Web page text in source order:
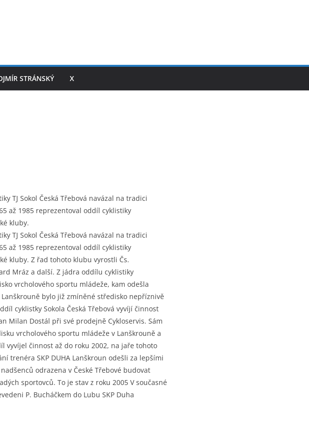
STRÁNSKÝ X
TJ Sokol Česká Třebová navázal na tradici
až 1985 reprezentoval oddíl cyklistiky
kluby.
TJ Sokol Česká Třebová navázal na tradici
až 1985 reprezentoval oddíl cyklistiky
kluby. Z řad tohoto klubu vyrostli Čs.
Mráz a další. Z jádra oddílu cyklistiky
vrcholového sportu mládeže, kam odešla
bylo již zmíněné středisko nepříznivě
cyklistky Sokola Česká Třebová vyvíjí činnost
Milan Dostál při své prodejně Cykloservis. Sám
vrcholového sportu mládeže v Lanškrouně a
vyvíjel činnost až do roku 2002, na jaře tohoto
trenéra SKP DUHA Lanškroun odešli za lepšími
odrazena v České Třebové budovat
sportovců. To je stav z roku 2005 V současné
P. Bucháčkem do Lubu SKP Duha